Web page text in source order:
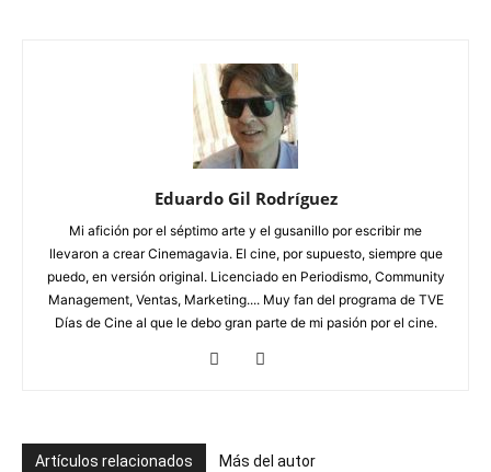
Eduardo Gil Rodríguez
Mi afición por el séptimo arte y el gusanillo por escribir me
llevaron a crear Cinemagavia. El cine, por supuesto, siempre que
puedo, en versión original. Licenciado en Periodismo, Community
Management, Ventas, Marketing.... Muy fan del programa de TVE
Días de Cine al que le debo gran parte de mi pasión por el cine.
Artículos relacionados Más del autor